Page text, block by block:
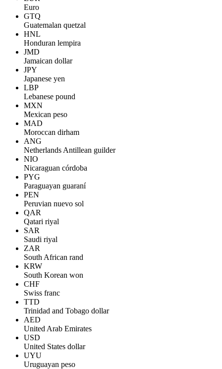
Euro
GTQ
Guatemalan quetzal
HNL
Honduran lempira
JMD
Jamaican dollar
JPY
Japanese yen
LBP
Lebanese pound
MXN
Mexican peso
MAD
Moroccan dirham
ANG
Netherlands Antillean guilder
NIO
Nicaraguan córdoba
PYG
Paraguayan guaraní
PEN
Peruvian nuevo sol
QAR
Qatari riyal
SAR
Saudi riyal
ZAR
South African rand
KRW
South Korean won
CHF
Swiss franc
TTD
Trinidad and Tobago dollar
AED
United Arab Emirates
USD
United States dollar
UYU
Uruguayan peso